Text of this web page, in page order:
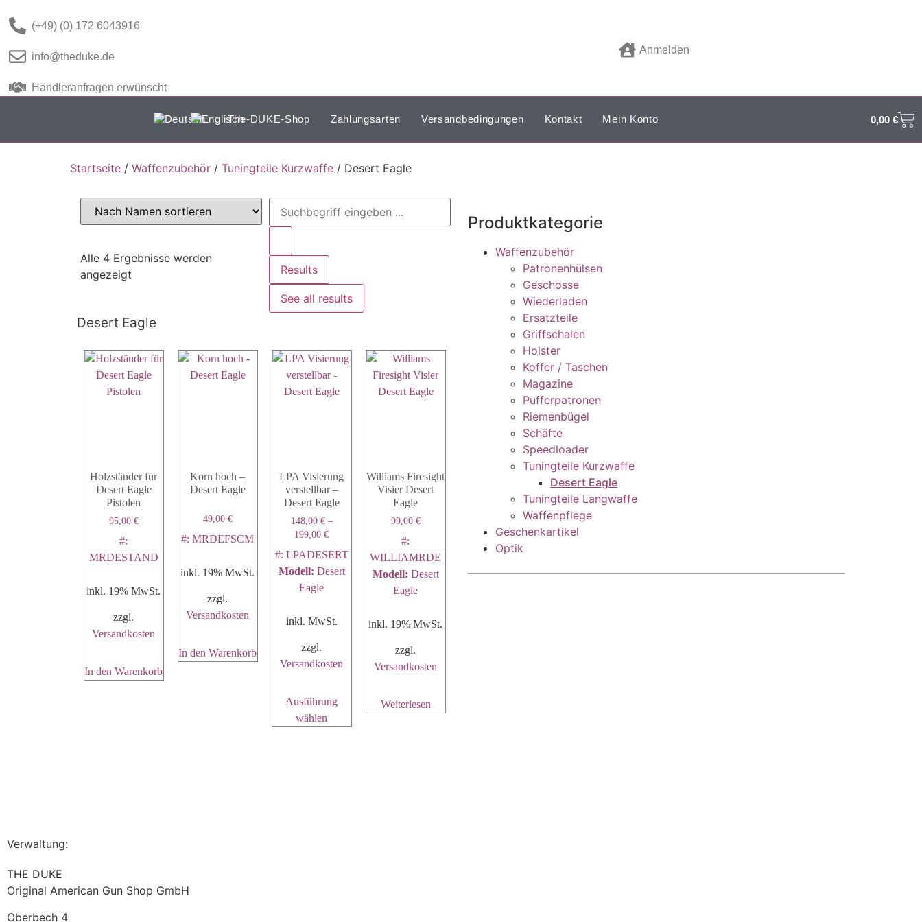
(+49) (0) 172 6043916
info@theduke.de
Händleranfragen erwünscht
Anmelden
The-DUKE-Shop Zahlungsarten Versandbedingungen Kontakt Mein Konto 0,00 €
Startseite / Waffenzubehör / Tuningteile Kurzwaffe / Desert Eagle
Alle 4 Ergebnisse werden
angezeigt
Results
See all results
Desert Eagle
Holzständer für
Desert Eagle
Pistolen
95,00 €
#:
MRDESTAND
inkl. 19% MwSt.
zzgl.
Versandkosten
In den Warenkorb
Korn hoch –
Desert Eagle
49,00 €
#: MRDEFSCM
inkl. 19% MwSt.
zzgl.
Versandkosten
In den Warenkorb
LPA Visierung
verstellbar –
Desert Eagle
148,00 €–
199,00€
#: LPADESERT
Modell: Desert
Eagle
inkl. MwSt.
zzgl.
Versandkosten
Ausführung
wählen
Williams Firesight
Visier Desert
Eagle
99,00 €
#:
WILLIAMRDE
Modell: Desert
Eagle
inkl. 19% MwSt.
zzgl.
Versandkosten
Weiterlesen
Produktkategorie
Waffenzubehör
Patronenhülsen
Geschosse
Wiederladen
Ersatzteile
Griffschalen
Holster
Koffer / Taschen
Magazine
Pufferpatronen
Riemenbügel
Schäfte
Speedloader
Tuningteile Kurzwaffe
Desert Eagle
Tuningteile Langwaffe
Waffenpflege
Geschenkartikel
Optik
Verwaltung:
THE DUKE
Original American Gun Shop GmbH
Oberbech 4